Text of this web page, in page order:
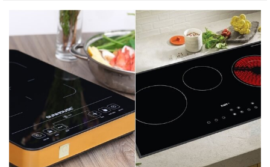
1.000.000
Moter
quạt dàn
lạnh
1.5
HP
500.000 –
1.200.000
06-12 tháng
Moter
quạt dàn
lạnh
2 HP
500.000 –
1.300.000
06-12 tháng